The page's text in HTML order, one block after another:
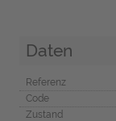
Daten
Referenz
Code
Zustand